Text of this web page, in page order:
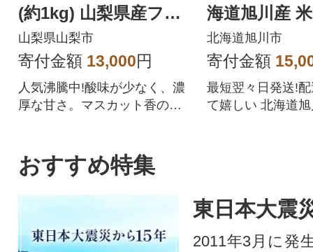
(約1kg) 山梨県産フル
ーツ 人気のぶどう
山梨県山梨市
寄付金額 13,000円
人気沸騰中!酸味が少なく、濃
厚な甘さ。マスカット香の芳
トを中心にぶどうをたくさん
作っている農家が自信を持っ
てお届けします。
海道旭川産
【さとふる
57
北海道旭川市
寄付金額
最短翌々日発送!
て嬉しい 北海道
おすすめ特集
東日本大震
2011年3月に発